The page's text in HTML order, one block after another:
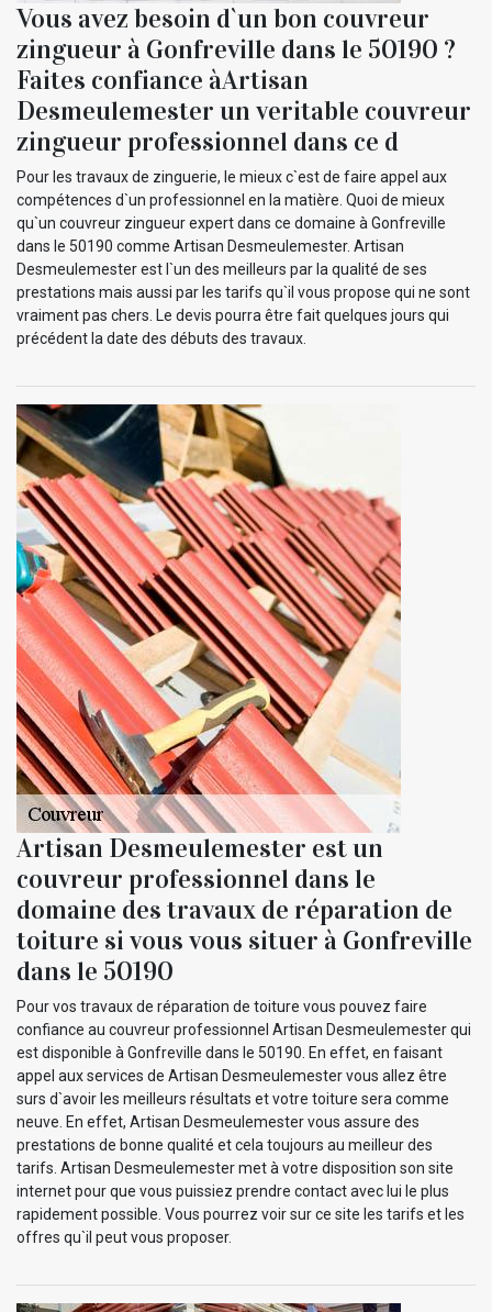
Vous avez besoin d`un bon couvreur
zingueur à Gonfreville dans le 50190 ?
Faites confiance àArtisan
Desmeulemester un veritable couvreur
zingueur professionnel dans ce d
Pour les travaux de zinguerie, le mieux c`est de faire appel aux
compétences d`un professionnel en la matière. Quoi de mieux
qu`un couvreur zingueur expert dans ce domaine à Gonfreville
dans le 50190 comme Artisan Desmeulemester. Artisan
Desmeulemester est l`un des meilleurs par la qualité de ses
prestations mais aussi par les tarifs qu`il vous propose qui ne sont
vraiment pas chers. Le devis pourra être fait quelques jours qui
précédent la date des débuts des travaux.
Artisan Desmeulemester est un
couvreur professionnel dans le
domaine des travaux de réparation de
toiture si vous vous situer à Gonfreville
dans le 50190
Pour vos travaux de réparation de toiture vous pouvez faire
confiance au couvreur professionnel Artisan Desmeulemester qui
est disponible à Gonfreville dans le 50190. En effet, en faisant
appel aux services de Artisan Desmeulemester vous allez être
surs d`avoir les meilleurs résultats et votre toiture sera comme
neuve. En effet, Artisan Desmeulemester vous assure des
prestations de bonne qualité et cela toujours au meilleur des
tarifs. Artisan Desmeulemester met à votre disposition son site
internet pour que vous puissiez prendre contact avec lui le plus
rapidement possible. Vous pourrez voir sur ce site les tarifs et les
offres qu`il peut vous proposer.